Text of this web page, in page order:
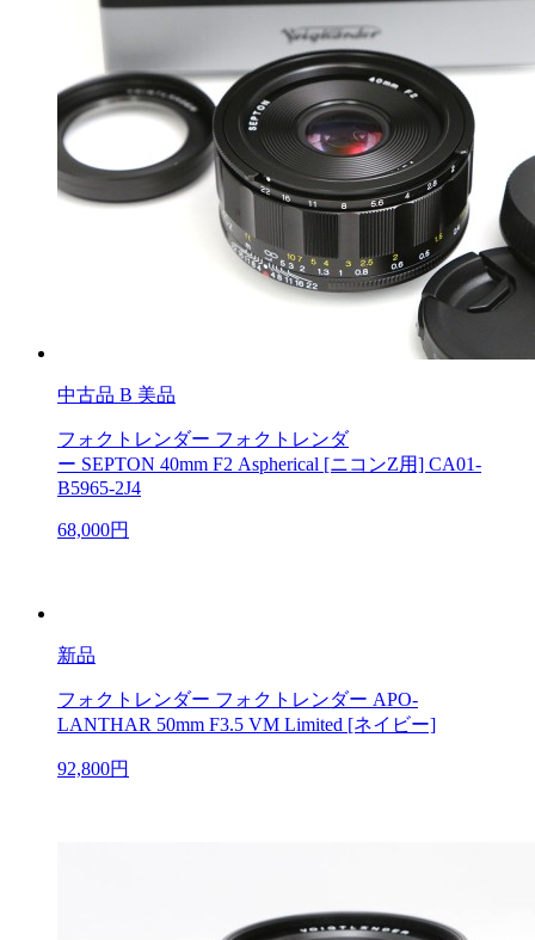
中古品 B 美品
フォクトレンダー フォクトレンダ
ー SEPTON 40mm F2 Aspherical [ニコンZ用] CA01-
B5965-2J4
68,000円
新品
フォクトレンダー フォクトレンダー APO-
LANTHAR 50mm F3.5 VM Limited [ネイビー]
92,800円